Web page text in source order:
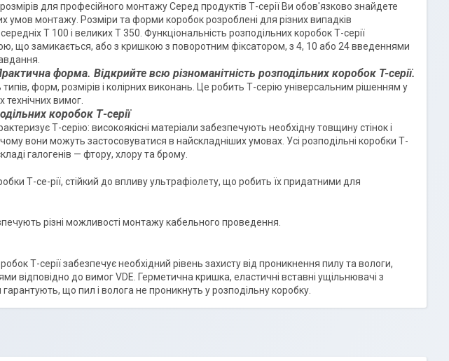
для професійного монтажу Серед продуктів Т-серії Ви обов'язково знайдете
умов монтажу. Розміри та форми коробок розроблені для різних випадків
T 100 і великих T 350. Функціональність розподільних коробок Т-серії
що замикається, або з кришкою з поворотним фіксатором, з 4, 10 або 24 введеннями
форма. Відкрийте всю різноманітність розподільних коробок T-серії.
форм, розмірів і колірних виконань. Це робить Т-серію універсальним рішенням у
вимог.
коробок Т-серії
Т-серію: високоякісні матеріали забезпечують необхідну товщину стінок і
вони можуть застосовуватися в найскладніших умовах. Усі розподільні коробки Т-
галогенів — фтору, хлору та брому.
Т-се-рії, стійкий до впливу ультрафіолету, що робить їх придатними для
різні можливості монтажу кабельного проведення.
Т-серії забезпечує необхідний рівень захисту від проникнення пилу та вологи,
відповідно до вимог VDE. Герметична кришка, еластичні вставні ущільнювачі з
що пил і волога не проникнуть у розподільну коробку.